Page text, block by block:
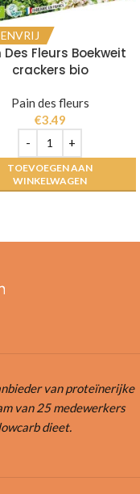
Des Fleurs Boekweit
crackers bio
Pain des fleurs
€3.49
TOEVOEGEN AAN
WINKELWAGEN
van proteïnerijke
van 25 medewerkers
dieet.